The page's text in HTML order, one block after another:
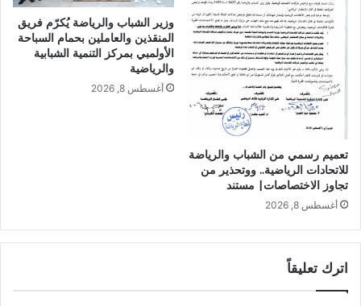
تعميم رسمي من الشباب والرياضة
للاتحادات الرياضية.. ووتحذير من
تجاوز الاختصاصات| مستند
أغسطس 8, 2026
وزير الشباب والرياضة يُكرّم فريق
المنقذين والعاملين بحمام السباحة
الأولمبي بمركز التنمية الشبابية
والرياضية
أغسطس 8, 2026
اترك تعليقاً